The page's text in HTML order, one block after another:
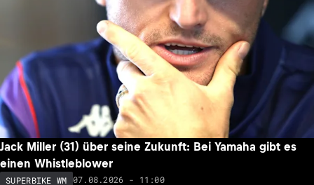
Jack Miller (31) über seine Zukunft: Bei Yamaha gibt es
einen Whistleblower
SUPERBIKE WM 07.08.2026 - 11:00